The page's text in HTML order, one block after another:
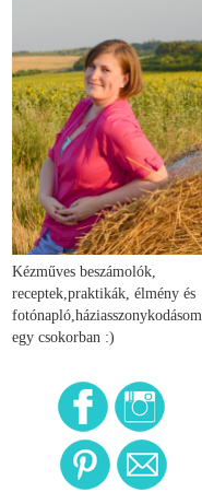
Kézműves beszámolók,
receptek,praktikák, élmény és
fotónapló,háziasszonykodásom
egy csokorban :)